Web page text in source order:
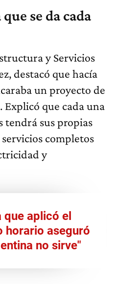
se da cada
y Servicios
destacó que hacía
un proyecto de
Explicó que cada una
tendrá sus propias
completos
y
aplicó el
horario aseguró
no sirve"